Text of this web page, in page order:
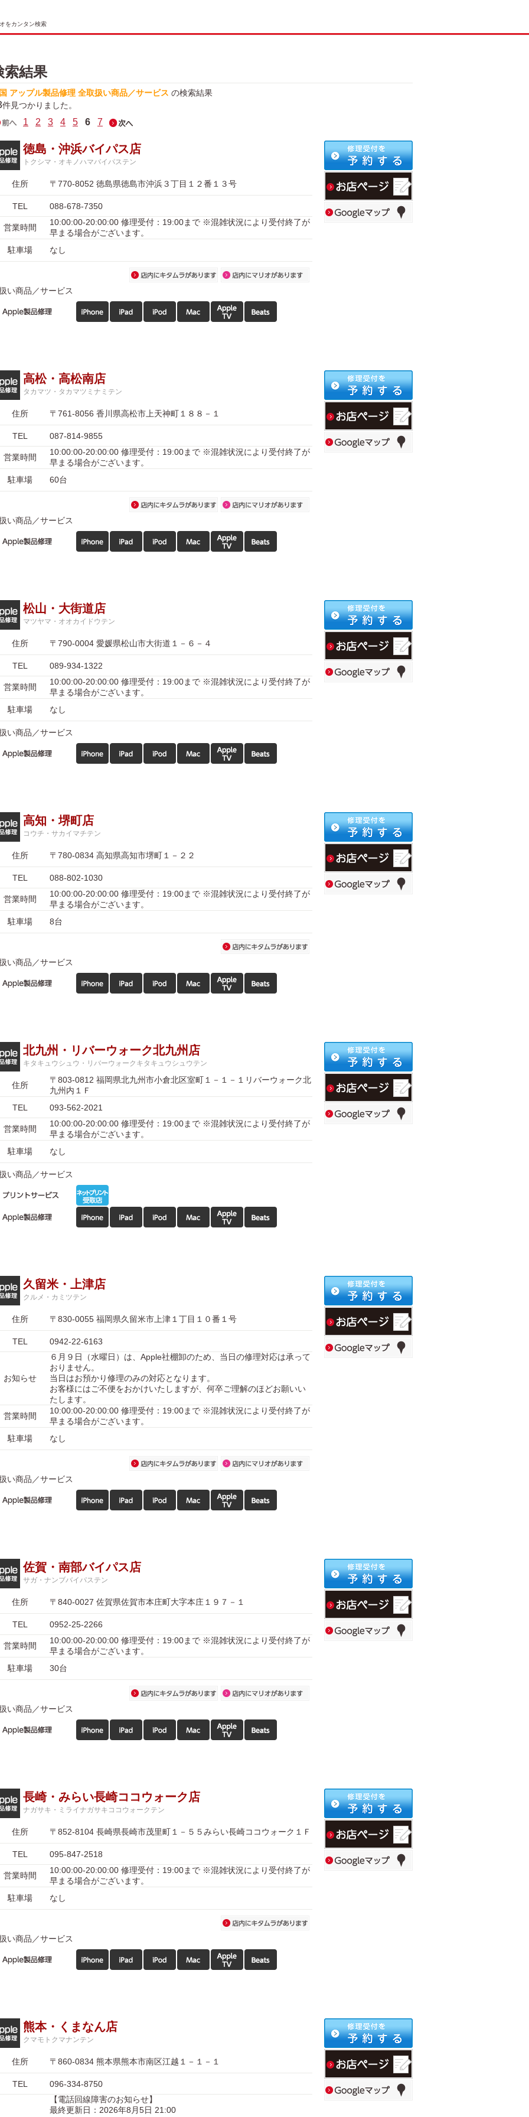
をカンタン検索
索結果
アップル製品修理 全取扱い商品／サービス の検索結果
件見つかりました。
1 2 3 4 5 6 7
徳島・沖浜バイパス店
トクシマ・オキノハマバイパステン
住所 〒770-8052 徳島県徳島市沖浜３丁目１２番１３号
TEL 088-678-7350
営業時間
10:00:00-20:00:00 修理受付：19:00まで ※混雑状況により受付終了が
早まる場合がございます。
駐車場
なし
い商品／サービス
高松・高松南店
タカマツ・タカマツミナミテン
住所 〒761-8056 香川県高松市上天神町１８８－１
TEL 087-814-9855
営業時間
10:00:00-20:00:00 修理受付：19:00まで ※混雑状況により受付終了が
早まる場合がございます。
駐車場
60台
い商品／サービス
松山・大街道店
マツヤマ・オオカイドウテン
住所 〒790-0004 愛媛県松山市大街道１－６－４
TEL 089-934-1322
営業時間
10:00:00-20:00:00 修理受付：19:00まで ※混雑状況により受付終了が
早まる場合がございます。
駐車場
なし
い商品／サービス
高知・堺町店
コウチ・サカイマチテン
住所 〒780-0834 高知県高知市堺町１－２２
TEL 088-802-1030
営業時間
10:00:00-20:00:00 修理受付：19:00まで ※混雑状況により受付終了が
早まる場合がございます。
駐車場
8台
い商品／サービス
北九州・リバーウォーク北九州店
キタキュウシュウ・リバーウォークキタキュウシュウテン
住所
〒803-0812 福岡県北九州市小倉北区室町１－１－１リバーウォーク北
九州内１Ｆ
TEL
093-562-2021
営業時間
10:00:00-20:00:00 修理受付：19:00まで ※混雑状況により受付終了が
早まる場合がございます。
駐車場
なし
い商品／サービス
久留米・上津店
クルメ・カミツテン
住所 〒830-0055 福岡県久留米市上津１丁目１０番１号
TEL 0942-22-6163
お知らせ
６月９日（水曜日）は、Apple社棚卸のため、当日の修理対応は承って
おりません。
当日はお預かり修理のみの対応となります。
お客様にはご不便をおかけいたしますが、何卒ご理解のほどお願いい
たします。
営業時間
10:00:00-20:00:00 修理受付：19:00まで ※混雑状況により受付終了が
早まる場合がございます。
駐車場
なし
い商品／サービス
佐賀・南部バイパス店
サガ・ナンブバイパステン
住所 〒840-0027 佐賀県佐賀市本庄町大字本庄１９７－１
TEL 0952-25-2266
営業時間
10:00:00-20:00:00 修理受付：19:00まで ※混雑状況により受付終了が
早まる場合がございます。
駐車場
30台
い商品／サービス
長崎・みらい長崎ココウォーク店
ナガサキ・ミライナガサキココウォークテン
住所 〒852-8104 長崎県長崎市茂里町１－５５みらい長崎ココウォーク１Ｆ
TEL 095-847-2518
営業時間
10:00:00-20:00:00 修理受付：19:00まで ※混雑状況により受付終了が
早まる場合がございます。
駐車場
なし
い商品／サービス
熊本・くまなん店
クマモトクマナンテン
住所 〒860-0834 熊本県熊本市南区江越１－１－１
TEL
096-334-8750
【電話回線障害のお知らせ】
最終更新日：2026年8月5日 21:00